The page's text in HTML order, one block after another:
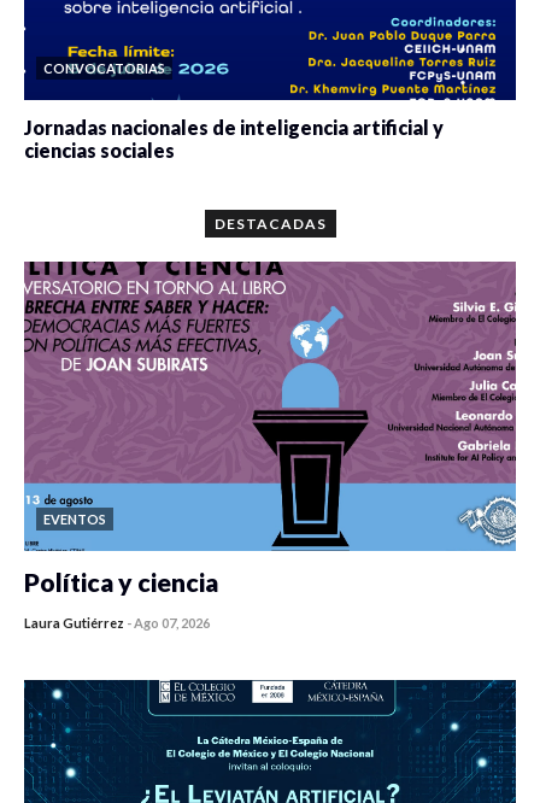
CONVOCATORIAS
Jornadas nacionales de inteligencia artificial y
ciencias sociales
DESTACADAS
EVENTOS
Política y ciencia
Laura Gutiérrez -Ago 07, 2026